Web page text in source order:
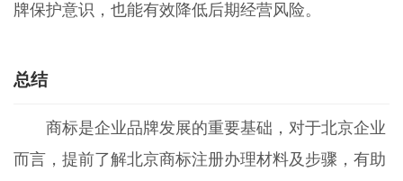
牌保护意识，也能有效降低后期经营风险。
总结
商标是企业品牌发展的重要基础，对于北京企业
而言，提前了解北京商标注册办理材料及步骤，有助